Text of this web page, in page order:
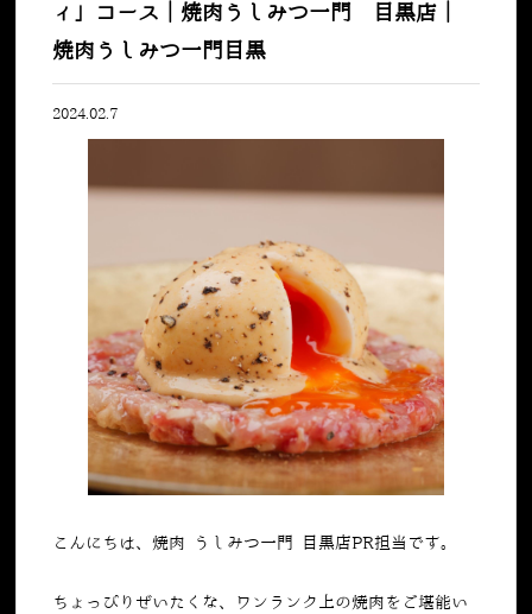
ィ」コース｜焼肉うしみつ一門 目黒店｜
焼肉うしみつ一門目黒
2024.02.7
こんにちは、焼肉 うしみつ一門 目黒店PR担当です。
ちょっぴりぜいたくな、ワンランク上の焼肉をご堪能い